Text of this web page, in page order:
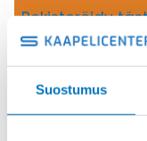
Suostumus
Rekisteröidy